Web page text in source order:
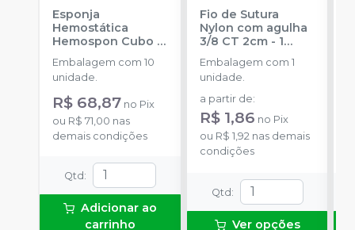
Esponja
Hemostática
Hemospon Cubo -
10 unidades
MAQUIRA
Embalagem com 10
unidade.
R$ 68,87 no Pix
ou R$ 71,00 nas
demais condições
Qtd:
Adicionar ao
carrinho
Fio de Sutura
Nylon com agulha
3/8 CT 2cm - 1
unidade
Embalagem com 1
unidade.
a partir de:
R$ 1,86 no Pix
ou R$ 1,92 nas demais
condições
Qtd:
Ver opções